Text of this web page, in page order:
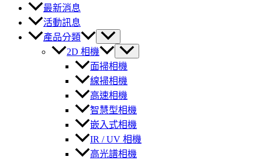
最新消息
活動訊息
產品分類
2D 相機
面掃相機
線掃相機
高速相機
智慧型相機
嵌入式相機
IR / UV 相機
高光譜相機